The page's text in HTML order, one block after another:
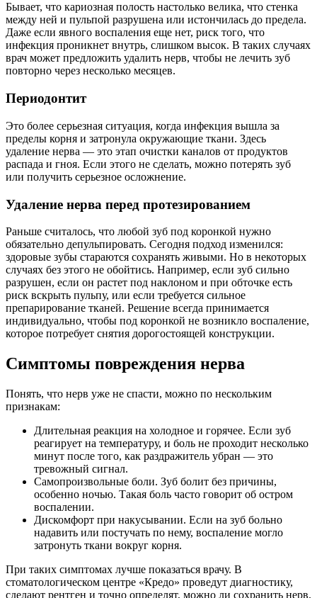
Бывает, что кариозная полость настолько велика, что стенка
между ней и пульпой разрушена или истончилась до предела.
Даже если явного воспаления еще нет, риск того, что
инфекция проникнет внутрь, слишком высок. В таких случаях
врач может предложить удалить нерв, чтобы не лечить зуб
повторно через несколько месяцев.
Периодонтит
Это более серьезная ситуация, когда инфекция вышла за
пределы корня и затронула окружающие ткани. Здесь
удаление нерва — это этап очистки каналов от продуктов
распада и гноя. Если этого не сделать, можно потерять зуб
или получить серьезное осложнение.
Удаление нерва перед протезированием
Раньше считалось, что любой зуб под коронкой нужно
обязательно депульпировать. Сегодня подход изменился:
здоровые зубы стараются сохранять живыми. Но в некоторых
случаях без этого не обойтись. Например, если зуб сильно
разрушен, если он растет под наклоном и при обточке есть
риск вскрыть пульпу, или если требуется сильное
препарирование тканей. Решение всегда принимается
индивидуально, чтобы под коронкой не возникло воспаление,
которое потребует снятия дорогостоящей конструкции.
Симптомы повреждения нерва
Понять, что нерв уже не спасти, можно по нескольким
признакам:
Длительная реакция на холодное и горячее. Если зуб
реагирует на температуру, и боль не проходит несколько
минут после того, как раздражитель убран — это
тревожный сигнал.
Самопроизвольные боли. Зуб болит без причины,
особенно ночью. Такая боль часто говорит об остром
воспалении.
Дискомфорт при накусывании. Если на зуб больно
надавить или постучать по нему, воспаление могло
затронуть ткани вокруг корня.
При таких симптомах лучше показаться врачу. В
стоматологическом центре «Кредо» проведут диагностику,
сделают рентген и точно определят, можно ли сохранить нерв.